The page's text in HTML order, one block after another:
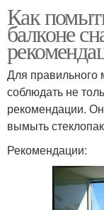
Как
балконе
Для правильного
соблюдать не
рекомендации.
вымыть
Рекомендации: